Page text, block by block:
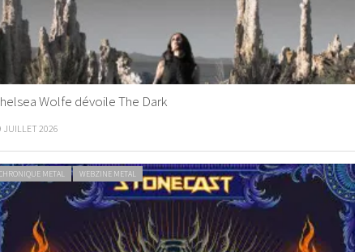
Wolfe dévoile The Dark
JUILLET 2026
METAL WEBZINE METAL